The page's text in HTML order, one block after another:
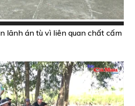
lãnh án tù vì liên quan chất cấm